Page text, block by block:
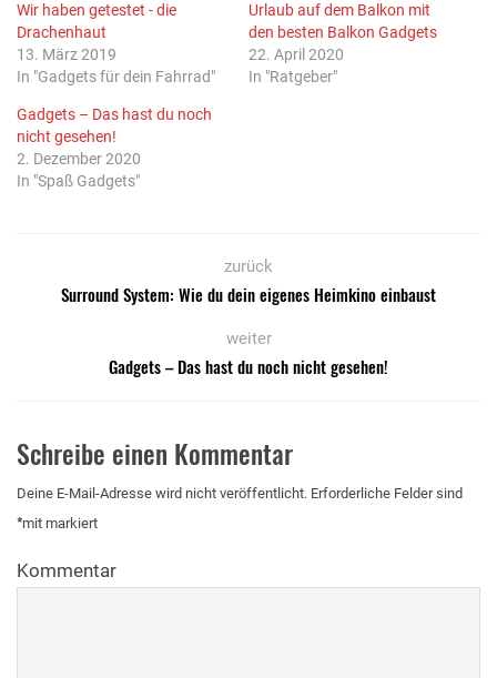
Wir haben getestet - die
Drachenhaut
13. März 2019
In "Gadgets für dein Fahrrad"
Urlaub auf dem Balkon mit
den besten Balkon Gadgets
22. April 2020
In "Ratgeber"
Gadgets – Das hast du noch
nicht gesehen!
2. Dezember 2020
In "Spaß Gadgets"
zurück
Surround System: Wie du dein eigenes Heimkino einbaust
weiter
Gadgets – Das hast du noch nicht gesehen!
Schreibe einen Kommentar
Deine E-Mail-Adresse wird nicht veröffentlicht. Erforderliche Felder sind
mit
* markiert
Kommentar